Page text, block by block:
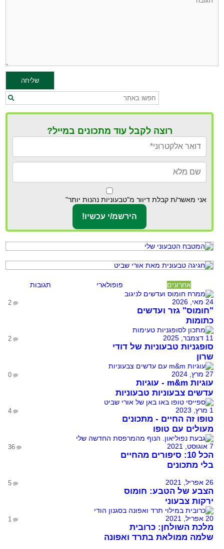
רוצה לקבל עוד מתכונים במייל?
אני מאשר/ת קבלת דיוור מ"טבעוניות נהנות יותר"
אחרונים פופולארי תגובות
24 מאי, 2026 2
"חומוס" גזר ועדשים
כתומות
11 דצמבר, 2025 2
סופגניות טבעוניות של דודי
שרון
27 מרץ, 2024 0
עוגיות m&m - עוגיות
עדשים צבעוניות טבעוניות
1 מרץ, 2023 4
טופו זה החיים - מתכונים
מעולים עם טופו
7 אוגוסט, 2021 36
הכל 10: סיפורים מהחיים
בלי מתכונים
26 אפריל, 2021 5
הצבע של הטבע: חומוס
ירקות צבעוני
20 אפריל, 2021 1
מלכת השולחן: כרובית
שלמה ממולאת בתרד ואפונה